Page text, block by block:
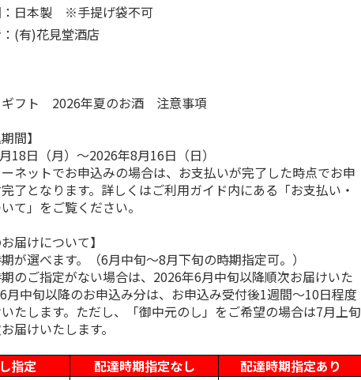
日本製 ※手提げ袋不可
(有)花見堂酒店
ギフト 2026年夏のお酒 注意事項
間】
18日（月）～2026年8月16日（日）
ネットでお申込みの場合は、お支払いが完了した時点でお申
了となります。詳しくはご利用ガイド内にある「お支払い・
て」をご覧ください。
お届けについて】
が選べます。（6月中旬～8月下旬の時期指定可。）
のご指定がない場合は、2026年6月中旬以降順次お届けいた
月中旬以降のお申込み分は、お申込み受付後1週間～10日程度
たします。ただし、「御中元のし」をご希望の場合は7月上旬
届けいたします。
指定
配達時期指定なし
配達時期指定あり